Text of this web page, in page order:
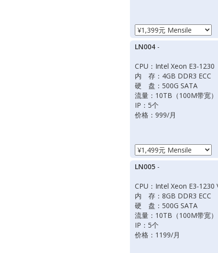
LN004 -
CPU：Intel Xeon E3-1230
内 存：4GB DDR3 ECC
硬 盘：500G SATA
流量：10TB（100M带宽）
IP：5个
价格：999/月
LN005 -
CPU：Intel Xeon E3-1230
内 存：8GB DDR3 ECC
硬 盘：500G SATA
流量：10TB（100M带宽）
IP：5个
价格：1199/月